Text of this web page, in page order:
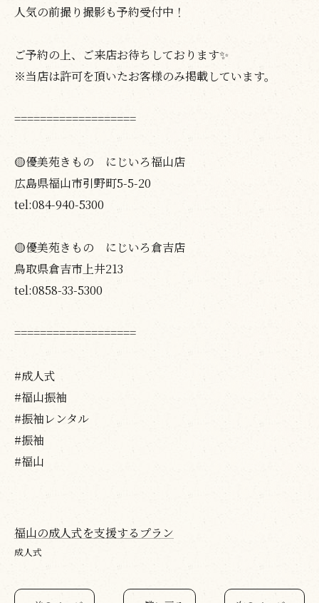
人気の前撮り撮影も予約受付中！
ご予約の上、ご来店お待ちしております✨
※当店は許可を頂いたお客様のみ掲載しています。
===================
🟡優美苑きもの にじいろ福山店
広島県福山市引野町5-5-20
tel:084-940-5300
🟡優美苑きもの にじいろ倉吉店
鳥取県倉吉市上井213
tel:0858-33-5300
===================
#成人式
#福山振袖
#振袖レンタル
#振袖
#福山
福山の成人式を支援するプラン
成人式